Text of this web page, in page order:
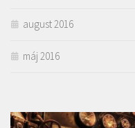
august 2016
máj 2016